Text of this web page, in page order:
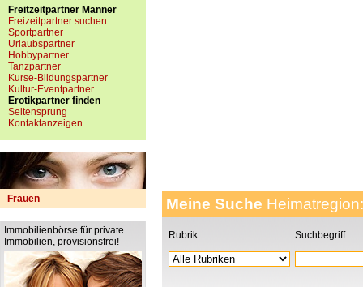
Freitzeitpartner Männer
Freizeitpartner suchen
Sportpartner
Urlaubspartner
Hobbypartner
Tanzpartner
Kurse-Bildungspartner
Kultur-Eventpartner
Erotikpartner finden
Seitensprung
Kontaktanzeigen
Frauen
Immobilienbörse für private
Immobilien, provisionsfrei!
Meine Suche
Rubrik Suchbegriff